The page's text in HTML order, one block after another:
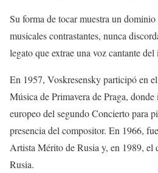
Su forma de tocar muestra un
musicales contrastantes, nunca
legatoque extrae una voz cantante
En 1957, Voskresensky participó en
Música de Primavera dePraga, donde
europeo del segundo Concierto para
presencia del compositor. En 1966,
Artista Mérito de Rusia y, en 1989, el
Rusia.